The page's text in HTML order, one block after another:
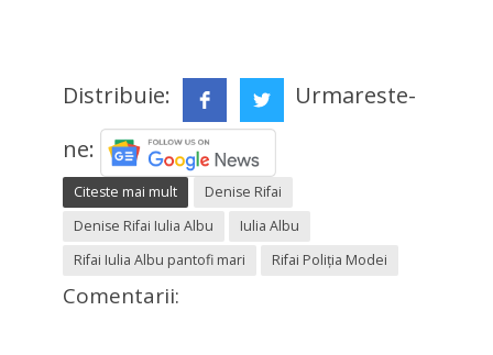
Distribuie:
Urmareste-
ne:
Citeste mai mult
Denise Rifai
Denise Rifai Iulia Albu
Iulia Albu
Rifai Iulia Albu pantofi mari
Rifai Poliția Modei
Comentarii: